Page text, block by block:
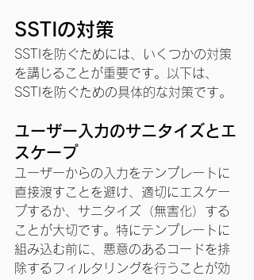
SSTIの対策
SSTIを防ぐためには、いくつかの対策
を講じることが重要です。以下は、
SSTIを防ぐための具体的な対策です。
ユーザー入力のサニタイズとエ
スケープ
ユーザーからの入力をテンプレートに
直接渡すことを避け、適切にエスケー
プするか、サニタイズ（無害化）する
ことが大切です。特にテンプレートに
組み込む前に、悪意のあるコードを排
除するフィルタリングを行うことが効